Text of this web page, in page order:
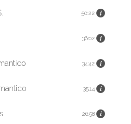
50:22
36:02
34:42
35:14
26:58